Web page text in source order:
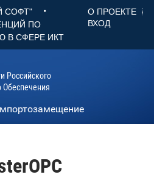
СОФТ" •
ПО
В СФЕРЕ ИКТ
О ПРОЕКТЕ
ВХОД
Российского
Обеспечения